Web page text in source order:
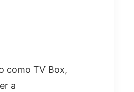
como TV Box,
a